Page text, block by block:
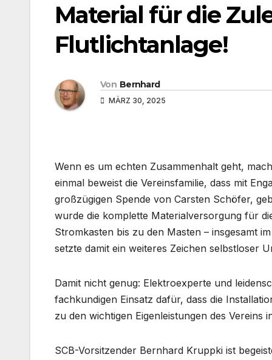
Material für die
Flutlichtanlage!
Von Bernhard
MÄRZ 30, 2025
Wenn es um echten Zusammenhalt geht,
einmal beweist die Vereinsfamilie, dass mit
großzügigen Spende von Carsten Schöfer,
wurde die komplette Materialversorgung für
Stromkasten bis zu den Masten – insgesamt
setzte damit ein weiteres Zeichen selbstloser
Damit nicht genug: Elektroexperte und
fachkundigen Einsatz dafür, dass die
zu den wichtigen Eigenleistungen des Vereins
SCB-Vorsitzender Bernhard Kruppki ist